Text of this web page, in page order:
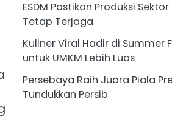
ESDM Pastikan Produksi
Tetap Terjaga
Kuliner Viral Hadir di Summer
untuk UMKM Lebih Luas
Persebaya Raih Juara Piala
Tundukkan Persib